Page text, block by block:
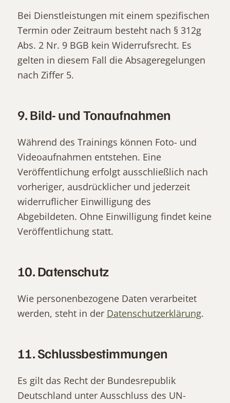
Bei Dienstleistungen mit einem spezifischen
Termin oder Zeitraum besteht nach § 312g
Abs. 2 Nr. 9 BGB kein Widerrufsrecht. Es
gelten in diesem Fall die Absageregelungen
nach Ziffer 5.
9. Bild- und Tonaufnahmen
Während des Trainings können Foto- und
Videoaufnahmen entstehen. Eine
Veröffentlichung erfolgt ausschließlich nach
vorheriger, ausdrücklicher und jederzeit
widerruflicher Einwilligung des
Abgebildeten. Ohne Einwilligung findet keine
Veröffentlichung statt.
10. Datenschutz
Wie personenbezogene Daten verarbeitet
werden, steht in der Datenschutzerklärung.
11. Schlussbestimmungen
Es gilt das Recht der Bundesrepublik
Deutschland unter Ausschluss des UN-